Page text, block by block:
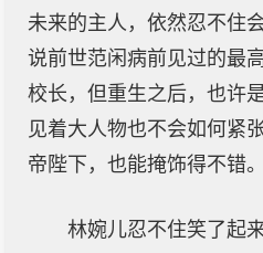
未来的主人，依然忍不住
说前世范闲病前见过的最
校长，但重生之后，也许
见着大人物也不会如何紧
帝陛下，也能掩饰得不错。
林婉儿忍不住笑了起